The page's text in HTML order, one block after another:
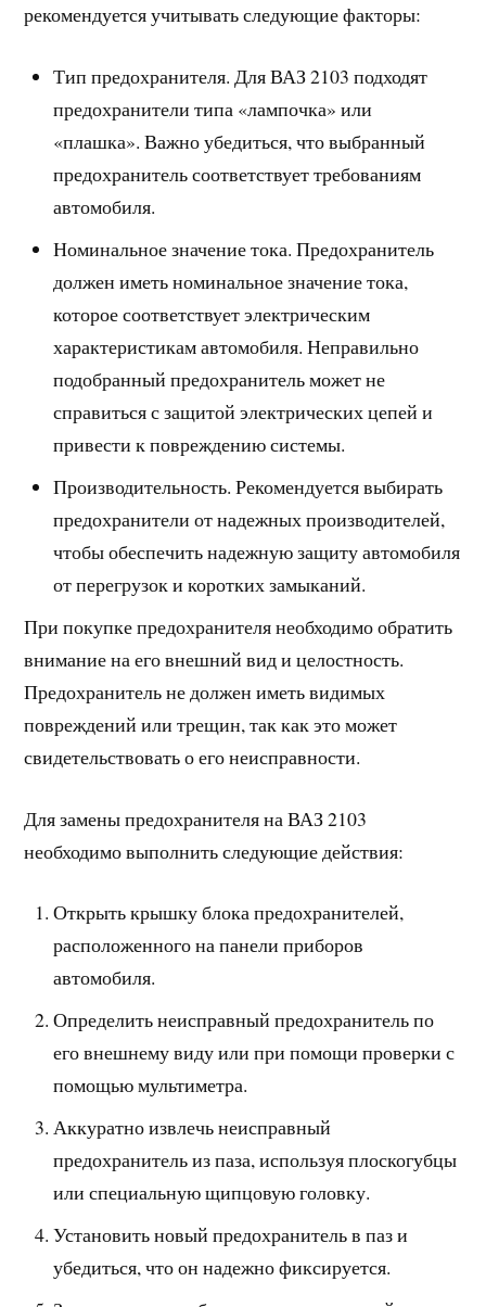
рекомендуется учитывать следующие факторы:
Тип предохранителя. Для ВАЗ 2103 подходят
предохранители типа «лампочка» или
«плашка». Важно убедиться, что выбранный
предохранитель соответствует требованиям
автомобиля.
Номинальное значение тока. Предохранитель
должен иметь номинальное значение тока,
которое соответствует электрическим
характеристикам автомобиля. Неправильно
подобранный предохранитель может не
справиться с защитой электрических цепей и
привести к повреждению системы.
Производительность. Рекомендуется выбирать
предохранители от надежных производителей,
чтобы обеспечить надежную защиту автомобиля
от перегрузок и коротких замыканий.
При покупке предохранителя необходимо обратить
внимание на его внешний вид и целостность.
Предохранитель не должен иметь видимых
повреждений или трещин, так как это может
свидетельствовать о его неисправности.
Для замены предохранителя на ВАЗ 2103
необходимо выполнить следующие действия:
Открыть крышку блока предохранителей,
расположенного на панели приборов
автомобиля.
Определить неисправный предохранитель по
его внешнему виду или при помощи проверки с
помощью мультиметра.
Аккуратно извлечь неисправный
предохранитель из паза, используя плоскогубцы
или специальную щипцовую головку.
Установить новый предохранитель в паз и
убедиться, что он надежно фиксируется.